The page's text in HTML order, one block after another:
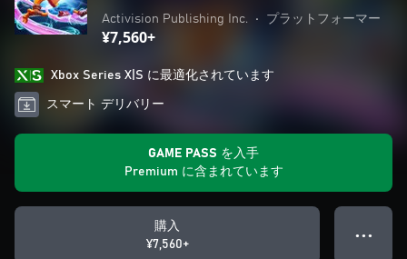
Activision Publishing Inc. • プラットフォーマー
¥7,560+
Xbox Series X|S に最適化されています
スマート デリバリー
GAME PASS を入手
Premium に含まれています
購入
¥7,560+
● ● ●